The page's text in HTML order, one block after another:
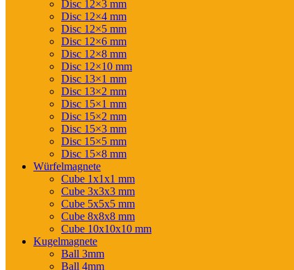
Disc 12×3 mm
Disc 12×4 mm
Disc 12×5 mm
Disc 12×6 mm
Disc 12×8 mm
Disc 12×10 mm
Disc 13×1 mm
Disc 13×2 mm
Disc 15×1 mm
Disc 15×2 mm
Disc 15×3 mm
Disc 15×5 mm
Disc 15×8 mm
Würfelmagnete
Cube 1x1x1 mm
Cube 3x3x3 mm
Cube 5x5x5 mm
Cube 8x8x8 mm
Cube 10x10x10 mm
Kugelmagnete
Ball 3mm
Ball 4mm